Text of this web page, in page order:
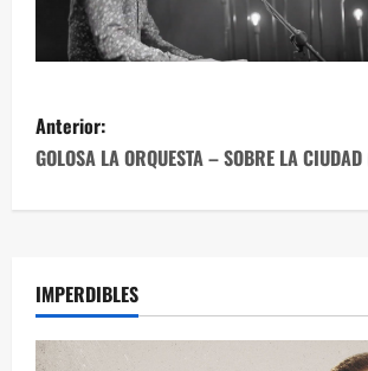
Anterior:
GOLOSA LA ORQUESTA – SOBRE LA
IMPERDIBLES